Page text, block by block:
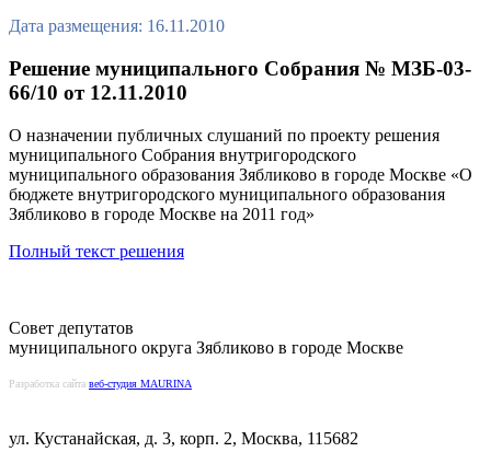
Дата размещения: 16.11.2010
Решение муниципального Собрания № МЗБ-03-
66/10 от 12.11.2010
О назначении публичных слушаний по проекту решения
муниципального Собрания внутригородского
муниципального образования Зябликово в городе Москве «О
бюджете внутригородского муниципального образования
Зябликово в городе Москве на 2011 год»
Полный текст решения
Совет депутатов
муниципального округа Зябликово в городе Москве
Разработка сайта веб-студия MAURINA
ул. Кустанайская, д. 3, корп. 2, Москва, 115682